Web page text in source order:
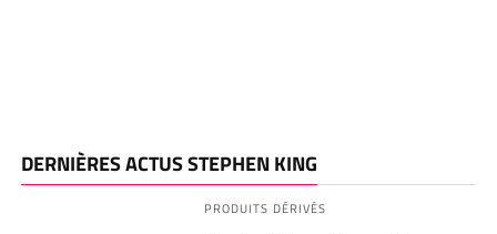
DERNIÈRES ACTUS STEPHEN KING
PRODUITS DÉRIVÉS